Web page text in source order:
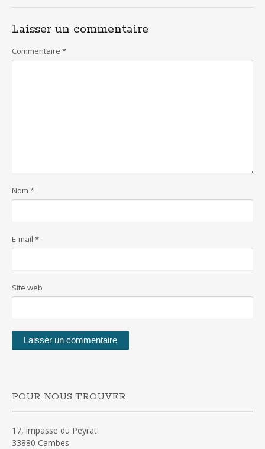
Laisser un commentaire
Commentaire *
Nom *
E-mail *
Site web
POUR NOUS TROUVER
17, impasse du Peyrat.
33880 Cambes